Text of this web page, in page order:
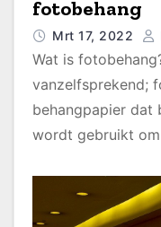
fotobehang
Mrt 17, 2022
Wat is
vanzelfsprekend;
behangpapier dat
wordt gebruikt